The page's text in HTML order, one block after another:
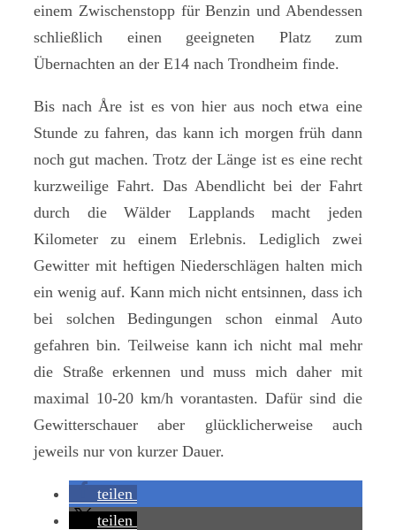
einem Zwischenstopp für Benzin und Abendessen
schließlich einen geeigneten Platz zum
Übernachten an der E14 nach Trondheim finde.
Bis nach Åre ist es von hier aus noch etwa eine
Stunde zu fahren, das kann ich morgen früh dann
noch gut machen. Trotz der Länge ist es eine recht
kurzweilige Fahrt. Das Abendlicht bei der Fahrt
durch die Wälder Lapplands macht jeden
Kilometer zu einem Erlebnis. Lediglich zwei
Gewitter mit heftigen Niederschlägen halten mich
ein wenig auf. Kann mich nicht entsinnen, dass ich
bei solchen Bedingungen schon einmal Auto
gefahren bin. Teilweise kann ich nicht mal mehr
die Straße erkennen und muss mich daher mit
maximal 10-20 km/h vorantasten. Dafür sind die
Gewitterschauer aber glücklicherweise auch
jeweils nur von kurzer Dauer.
teilen
teilen